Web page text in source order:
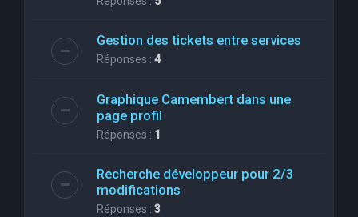
Gestion des tickets entre services
Réponses : 4
Graphique Camembert dans une
page profil
Réponses : 1
Recherche développeur pour 2/3
modifications
Réponses : 3